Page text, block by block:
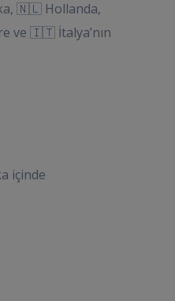
🇳🇱 Hollanda,
🇮🇹 İtalya’nın
içinde